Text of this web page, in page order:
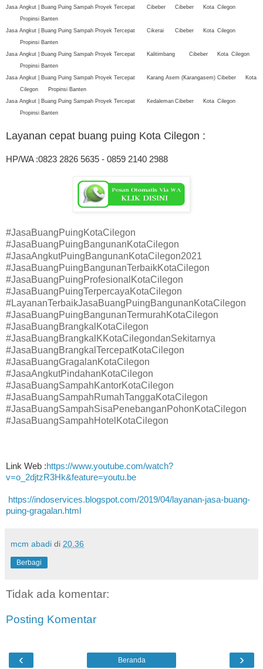
Jasa Angkut | Buang Puing Sampah Proyek Tercepat
Cibeber Cibeber Kota Cilegon
Propinsi Banten
Jasa Angkut | Buang Puing Sampah Proyek Tercepat
Cikerai Cibeber Kota Cilegon
Propinsi Banten
Jasa Angkut | Buang Puing Sampah Proyek Tercepat
Kalitimbang Cibeber Kota Cilegon
Propinsi Banten
Jasa Angkut | Buang Puing Sampah Proyek Tercepat
Karang Asem (Karangasem) Cibeber
Kota
Cilegon
Propinsi Banten
Jasa Angkut | Buang Puing Sampah Proyek Tercepat
Kedaleman Cibeber Kota Cilegon
Propinsi Banten
Layanan cepat buang puing Kota Cilegon :
HP/WA :0823 2826 5635 - 0859 2140 2988
#JasaBuangPuingKotaCilegon
#JasaBuangPuingBangunanKotaCilegon
#JasaAngkutPuingBangunanKotaCilegon2021
#JasaBuangPuingBangunanTerbaikKotaCilegon
#JasaBuangPuingProfesionalKotaCilegon
#JasaBuangPuingTerpercayaKotaCilegon
#LayananTerbaikJasaBuangPuingBangunanKotaCilegon
#JasaBuangPuingBangunanTermurahKotaCilegon
#JasaBuangBrangkalKotaCilegon
#JasaBuangBrangkalKKotaCilegondanSekitarnya
#JasaBuangBrangkalTercepatKotaCilegon
#JasaBuangGragalanKotaCilegon
#JasaAngkutPindahanKotaCilegon
#JasaBuangSampahKantorKotaCilegon
#JasaBuangSampahRumahTanggaKotaCilegon
#JasaBuangSampahSisaPenebanganPohonKotaCilegon
#JasaBuangSampahHotelKotaCilegon
Link Web :https://www.youtube.com/watch?
v=o_2djtzR3Hk&feature=youtu.be
https://indoservices.blogspot.com/2019/04/layanan-jasa-buang-
puing-gragalan.html
mcm abadi di 20.36
Berbagi
Tidak ada komentar:
Posting Komentar
‹ ›
Beranda